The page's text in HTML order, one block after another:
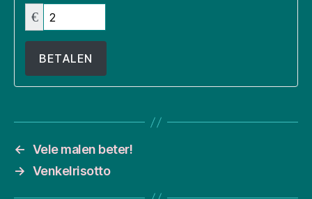
€
BETALEN
← Vele malen beter!
→ Venkelrisotto